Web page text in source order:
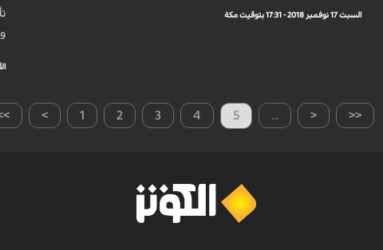
السبت 17 نوفمبر 2018 - 17:31 بتوقيت مكة
الأحد 11
> 1 2 3 4 5 ... < <<